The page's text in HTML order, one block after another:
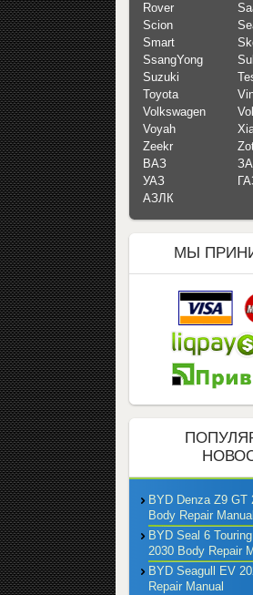
Rover
Scion
Smart
SsangYong
Suzuki
Toyota
Volkswagen
Voyah
Zeekr
ВАЗ
УАЗ
АЗЛК
МЫ
BYD Denza Z9 GT
Body Repair Manual
BYD Seal 6
2030 Body Repair
BYD Seagull EV
Repair Manual